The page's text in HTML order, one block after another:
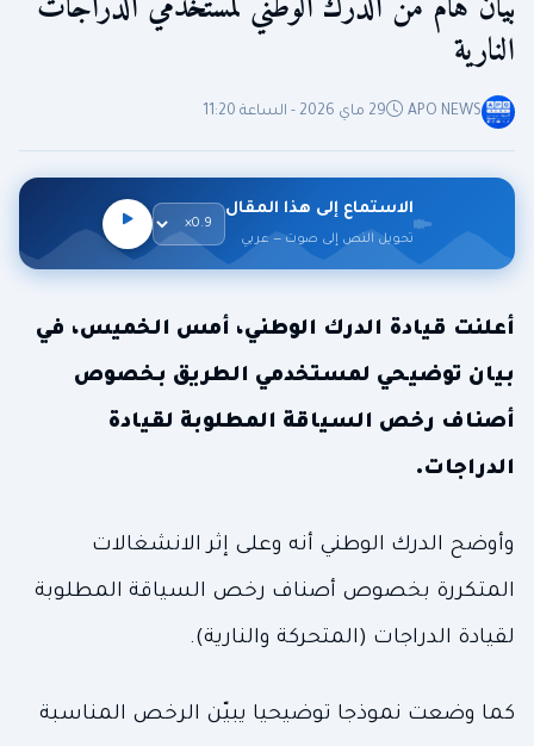
النارية
APO NEWS 29 ماي 2026 - الساعة 11:20
الاستماع إلى هذا المقال
تحويل النص إلى صوت — عربي
أعلنت قيادة الدرك الوطني، أمس الخميس، في
بيان توضيحي لمستخدمي الطريق بخصوص
أصناف رخص السياقة المطلوبة لقيادة
الدراجات.
وأوضح الدرك الوطني أنه وعلى إثر الانشغالات
المتكررة بخصوص أصناف رخص السياقة المطلوبة
لقيادة الدراجات (المتحركة والنارية).
كما وضعت نموذجا توضيحيا يبيّن الرخص المناسبة